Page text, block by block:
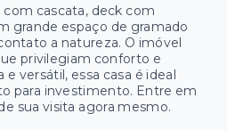
cascata, deck com
grande espaço de gramado
a natureza. O imóvel
privilegiam conforto e
versátil, essa casa é ideal
para investimento. Entre em
sua visita agora mesmo.